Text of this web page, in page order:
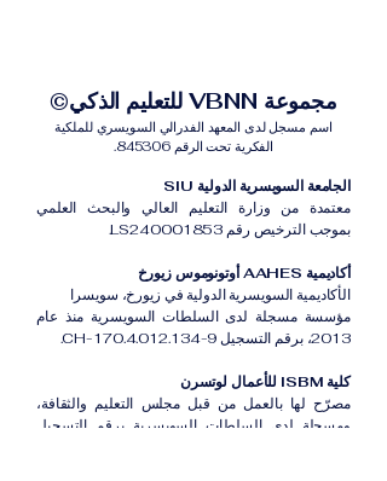
مجموعة VBNN للتعليم الذكي©
اسم مسجل لدى المعهد الفدرالي السويسري للملكية
الفكرية تحت الرقم 845306.
الجامعة السويسرية الدولية SIU
معتمدة من وزارة التعليم العالي والبحث العلمي
بموجب الترخيص رقم LS240001853.
أكاديمية AAHES أوتونوموس زيورخ
الأكاديمية السويسرية الدولية في زيورخ، سويسرا
مؤسسة مسجلة لدى السلطات السويسرية منذ عام
2013، برقم التسجيل CH-170.4.012.134-9.
كلية ISBM للأعمال لوتسرن
مصرّح لها بالعمل من قبل مجلس التعليم والثقافة،
ومسجلة لدى السلطات السويسرية برقم التسجيل